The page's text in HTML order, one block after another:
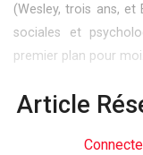
(Wesley, trois ans, et
sociales et
premier plan pour moi.
Article